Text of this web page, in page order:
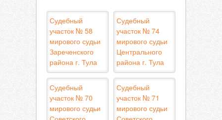
Судебный
участок № 58
мирового судьи
Зареченского
района г. Тула
Судебный
участок № 74
мирового судьи
Центрального
района г. Тула
Судебный
участок № 70
мирового судьи
Судебный
участок № 71
мирового судьи